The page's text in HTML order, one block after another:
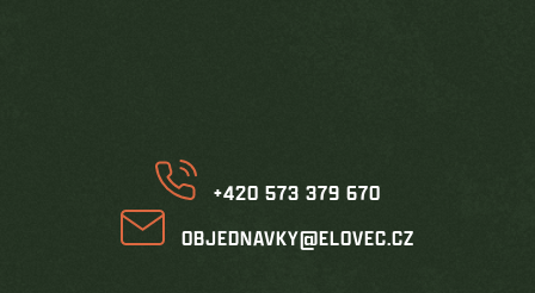
+420 573 379 670
OBJEDNAVKY@ELOVEC.CZ